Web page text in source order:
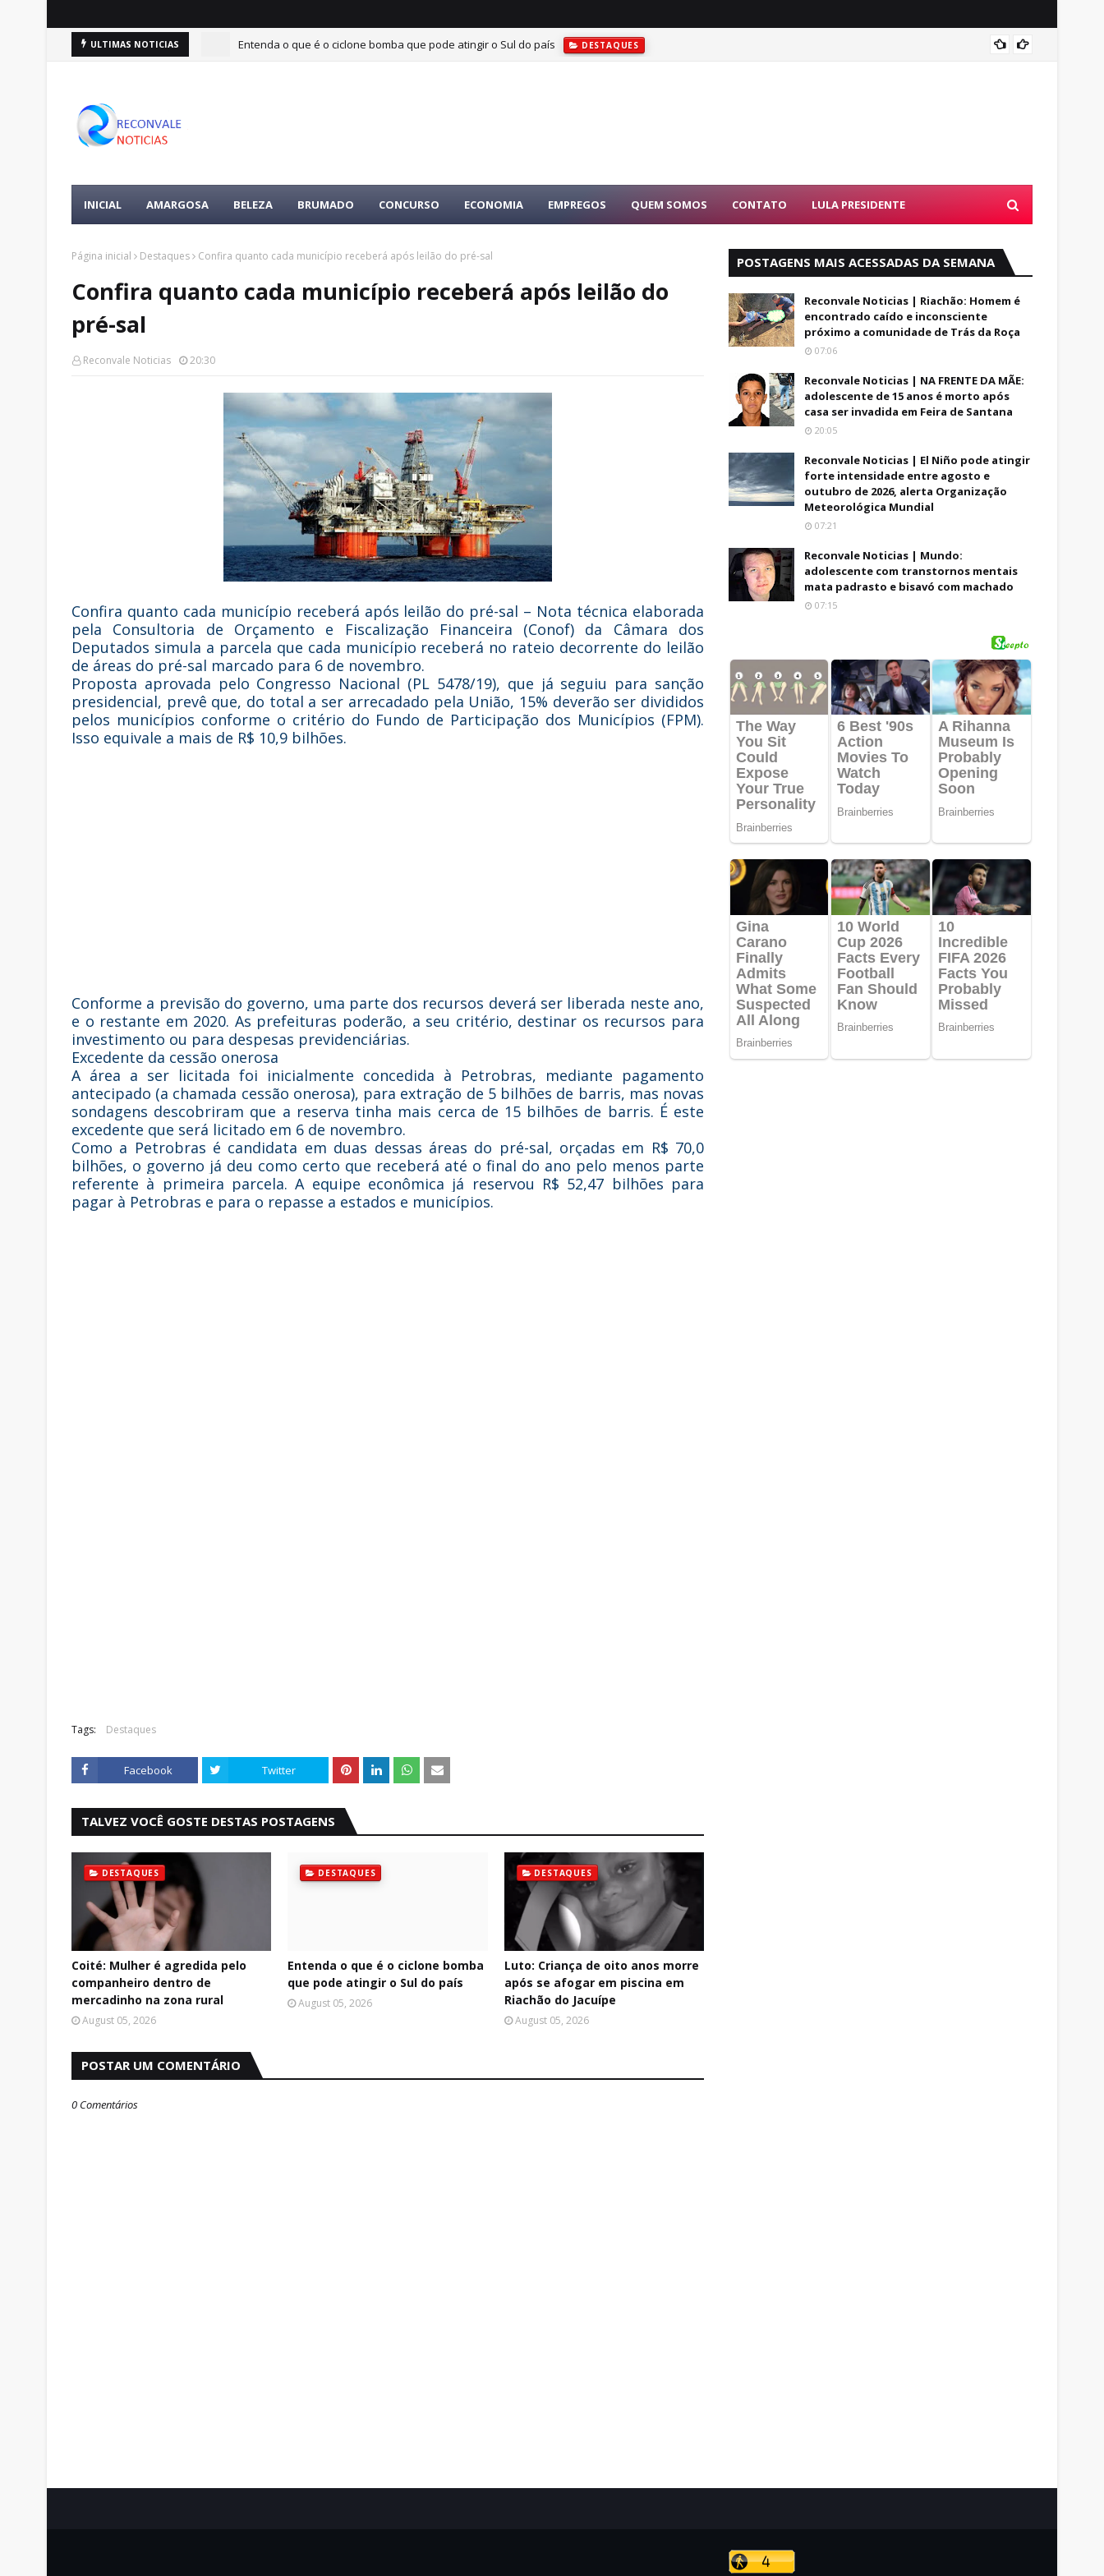
ULTIMAS NOTICIAS Entenda o que é o ciclone bomba que pode atingir o Sul do país DESTAQUES
INICIAL AMARGOSA BELEZA BRUMADO CONCURSO ECONOMIA EMPREGOS QUEM SOMOS CONTATO LULA PRESIDENTE
Página inicial Destaques Confira quanto cada município receberá após leilão do pré-sal
Confira quanto cada município receberá após leilão do
pré-sal
Reconvale Noticias 20:30
Confira quanto cada município receberá após leilão do pré-sal – Nota técnica elaborada
pela Consultoria de Orçamento e Fiscalização Financeira (Conof) da Câmara dos
Deputados simula a parcela que cada município receberá no rateio decorrente do leilão
de áreas do pré-sal marcado para 6 de novembro.
Proposta aprovada pelo Congresso Nacional (PL 5478/19), que já seguiu para sanção
presidencial, prevê que, do total a ser arrecadado pela União, 15% deverão ser divididos
pelos municípios conforme o critério do Fundo de Participação dos Municípios (FPM).
Isso equivale a mais de R$ 10,9 bilhões.
Conforme a previsão do governo, uma parte dos recursos deverá ser liberada neste ano,
e o restante em 2020. As prefeituras poderão, a seu critério, destinar os recursos para
investimento ou para despesas previdenciárias.
Excedente da cessão onerosa
A área a ser licitada foi inicialmente concedida à Petrobras, mediante pagamento
antecipado (a chamada cessão onerosa), para extração de 5 bilhões de barris, mas novas
sondagens descobriram que a reserva tinha mais cerca de 15 bilhões de barris. É este
excedente que será licitado em 6 de novembro.
Como a Petrobras é candidata em duas dessas áreas do pré-sal, orçadas em R$ 70,0
bilhões, o governo já deu como certo que receberá até o final do ano pelo menos parte
referente à primeira parcela. A equipe econômica já reservou R$ 52,47 bilhões para
pagar à Petrobras e para o repasse a estados e municípios.
Tags: Destaques
Facebook Twitter
TALVEZ VOCÊ GOSTE DESTAS POSTAGENS
DESTAQUES
Coité: Mulher é agredida pelo
companheiro dentro de
mercadinho na zona rural
August 05, 2026
DESTAQUES
Entenda o que é o ciclone bomba
que pode atingir o Sul do país
August 05, 2026
DESTAQUES
Luto: Criança de oito anos morre
após se afogar em piscina em
Riachão do Jacuípe
August 05, 2026
POSTAR UM COMENTÁRIO
0 Comentários
POSTAGENS MAIS ACESSADAS DA SEMANA
Reconvale Noticias | Riachão: Homem é
encontrado caído e inconsciente
próximo a comunidade de Trás da Roça
07:06
Reconvale Noticias | NA FRENTE DA MÃE:
adolescente de 15 anos é morto após
casa ser invadida em Feira de Santana
20:05
Reconvale Noticias | El Niño pode atingir
forte intensidade entre agosto e
outubro de 2026, alerta Organização
Meteorológica Mundial
07:21
Reconvale Noticias | Mundo:
adolescente com transtornos mentais
mata padrasto e bisavó com machado
07:15